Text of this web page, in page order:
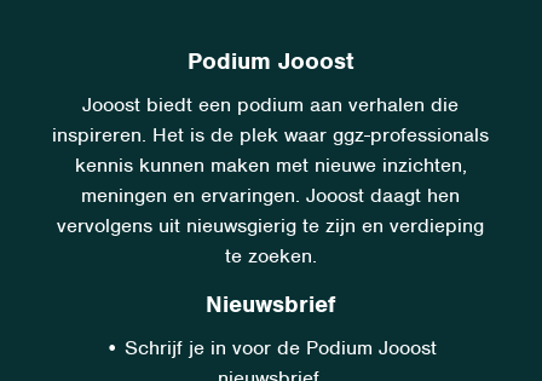
Podium Jooost
Jooost biedt een podium aan verhalen die
inspireren. Het is de plek waar ggz-professionals
kennis kunnen maken met nieuwe inzichten,
meningen en ervaringen. Jooost daagt hen
vervolgens uit nieuwsgierig te zijn en verdieping
te zoeken.
Nieuwsbrief
• Schrijf je in voor de Podium Jooost